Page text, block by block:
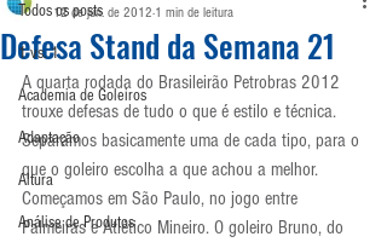
Todos os posts
1 vs. 1
Academia de Goleiros
Adaptação
Altura
Análise de Produtos
Defesa Stand da Semana 21
12 de jun. de 2012 1 min de leitura
A quarta rodada do Brasileirão Petrobras 2012
trouxe defesas de tudo o que é estilo e técnica.
Separamos basicamente uma de cada tipo, para o
que o goleiro escolha a que achou a melhor.
Começamos em São Paulo, no jogo entre
Palmeiras e Atlético Mineiro. O goleiro Bruno, do